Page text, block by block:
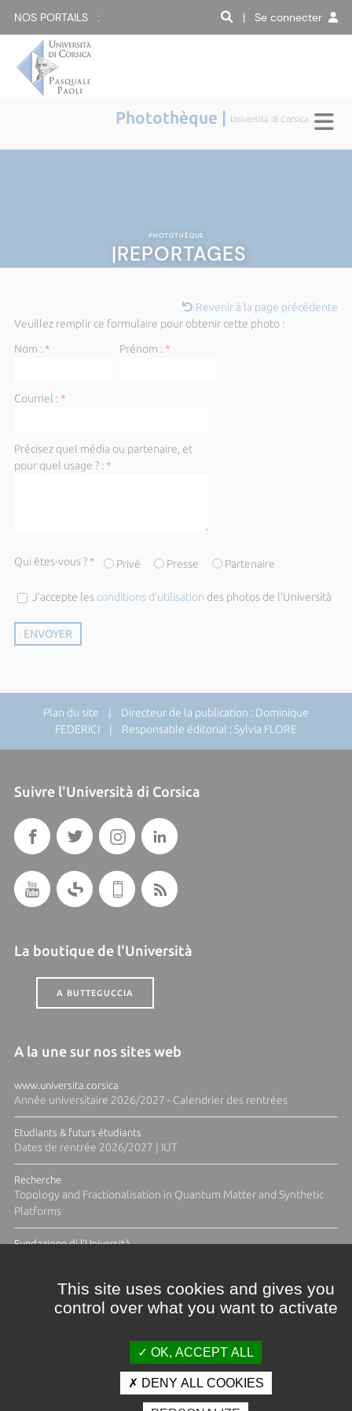
NOS PORTAILS : | Se connecter
Photothèque | Università di Corsica
PHOTOTHÈQUE
|REPORTAGES
Revenir à la page précédente
Veuillez remplir ce formulaire pour obtenir cette photo :
Nom :* Prénom :*
Courriel :*
Précisez quel média ou partenaire, et
pour quel usage ? :*
Qui êtes-vous ?* Privé Presse Partenaire
J’accepte les conditions d’utilisation des photos de l'Università
Plan du site | Directeur de la publication : Dominique
FEDERICI | Responsable éditorial : Sylvia FLORE
Suivre l'Università di Corsica
La boutique de l'Università
A BUTTEGUCCIA
A la une sur nos sites web
www.universita.corsica
Année universitaire 2026/2027 - Calendrier des rentrées
Etudiants & futurs étudiants
Dates de rentrée 2026/2027 | IUT
Recherche
Topology and Fractionalisation in Quantum Matter and Synthetic
Platforms
Fundazione di l'Università
Crédits et mentions légales
This site uses cookies and gives you
control over what you want to activate
OK, ACCEPT ALL
DENY ALL COOKIES